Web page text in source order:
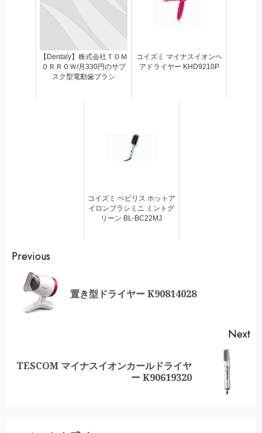
【Dentaly】株式会社ＴＯＭ
ＯＲＲＯＷ/月330円のサブ
スク型電動歯ブラシ
コイズミ マイナスイオンヘ
アドライヤー KHD9210P
コイズミ ベビリス ホットア
イロンブラシミニ ミントグ
リーン BL-BC22MJ
Continue
Reading
Previous
置き型ドライヤー K90814028
Next
Next
TESCOM マイナスイオンカールドライヤ
ー K90619320